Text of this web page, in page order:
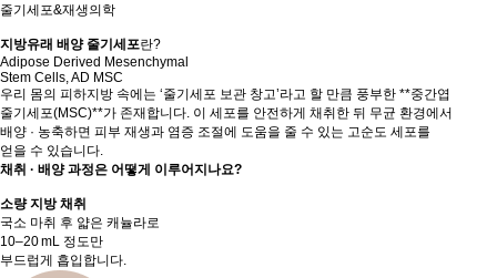
줄기세포&재생의학
지방유래 배양 줄기세포란?
Adipose Derived Mesenchymal
Stem Cells, AD MSC
우리 몸의 피하지방 속에는 ‘줄기세포 보관 창고’라고 할 만큼 풍부한 **중간엽
줄기세포(MSC)**가 존재합니다. 이 세포를 안전하게 채취한 뒤 무균 환경에서
배양 · 농축하면 피부 재생과 염증 조절에 도움을 줄 수 있는 고순도 세포를
얻을 수 있습니다.
채취 · 배양 과정은 어떻게 이루어지나요?
소량 지방 채취
국소 마취 후 얇은 캐뉼라로
10–20 mL 정도만
부드럽게 흡입합니다.